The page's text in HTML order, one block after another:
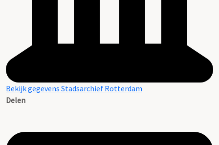
Bekijk gegevens Stadsarchief Rotterdam
Delen